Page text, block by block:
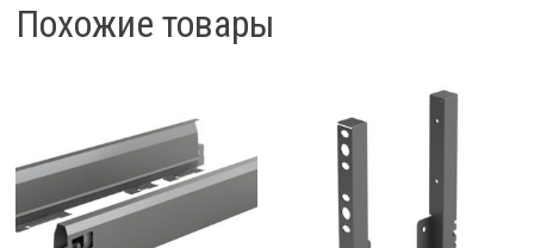
Похожие товары